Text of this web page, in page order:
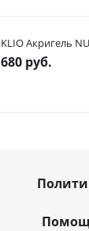
KLIO Акригель
680 руб.